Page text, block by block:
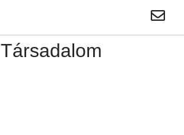
Társadalom